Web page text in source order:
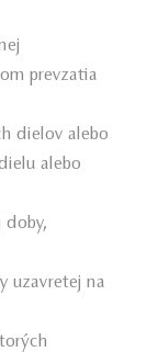
prevzatia
dielov alebo
alebo
doby,
uzavretej na